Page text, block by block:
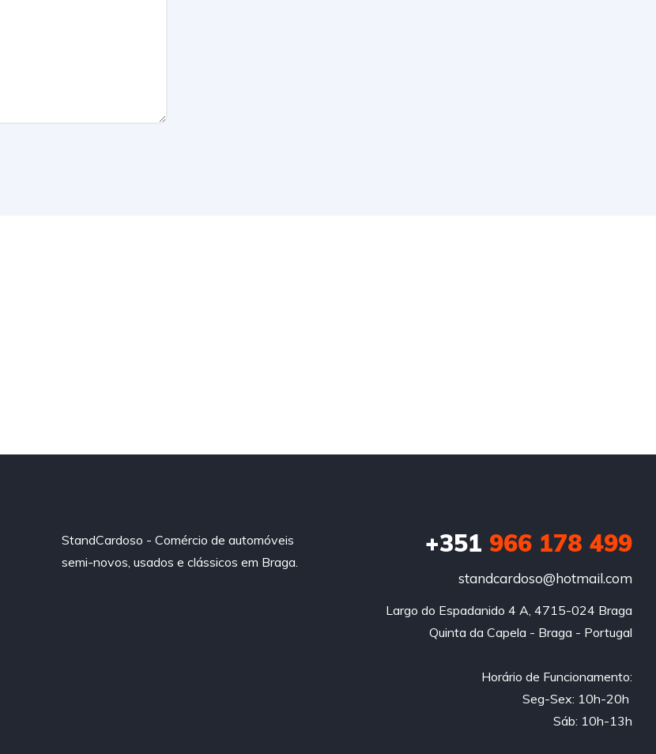
StandCardoso - Comércio de automóveis
semi-novos, usados e clássicos em Braga.
+351 966 178 499
standcardoso@hotmail.com
Largo do Espadanido 4 A, 4715-024 Braga
Quinta da Capela - Braga - Portugal
Horário de Funcionamento:
Seg-Sex: 10h-20h
Sáb: 10h-13h